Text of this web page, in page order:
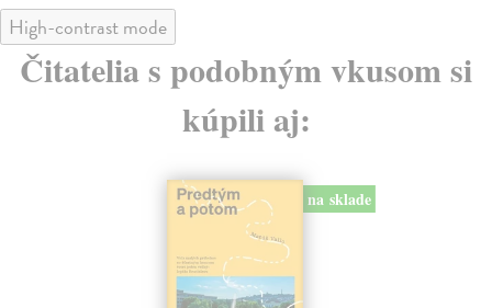
High-contrast mode
Čitatelia s podobným vkusom si
kúpili aj: